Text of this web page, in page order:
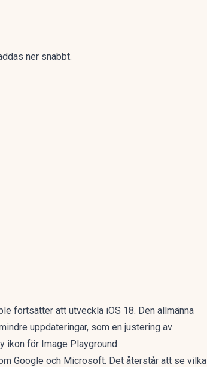
ner snabbt.
fortsätter att utveckla iOS 18. Den allmänna
uppdateringar, som en justering av
ikon för Image Playground.
Google och Microsoft. Det återstår att se vilka